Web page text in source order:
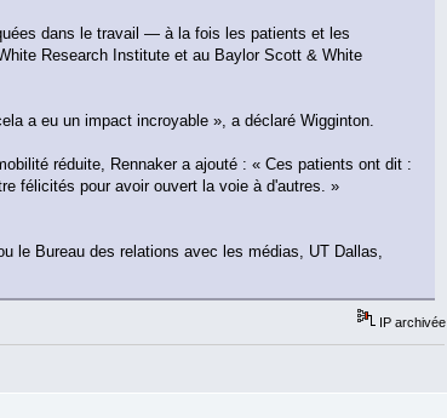
dans le travail — à la fois les patients et les
Research Institute et au Baylor Scott & White
a eu un impact incroyable », a déclaré Wigginton.
réduite, Rennaker a ajouté : « Ces patients ont dit :
félicités pour avoir ouvert la voie à d'autres. »
le Bureau des relations avec les médias, UT Dallas,
IP archivée